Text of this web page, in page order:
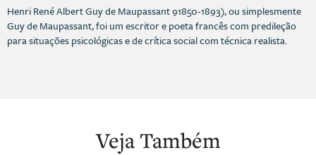
Henri René Albert Guy de Maupassant 91850-1893), ou simplesmente
Guy de Maupassant, foi um escritor e poeta francês com predileção
para situações psicológicas e de crítica social com técnica realista.
Veja Também